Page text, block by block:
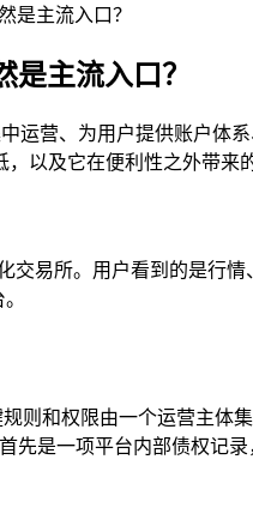
是主流入口？
主流入口？
运营、为用户提供账户
以及它在便利性之外带来
交易所。用户看到的是
则和权限由一个运营主体
先是一项平台内部债权记